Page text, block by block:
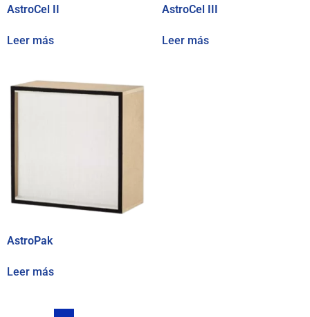
AstroCel II
Leer más
AstroCel III
Leer más
AstroPak
Leer más